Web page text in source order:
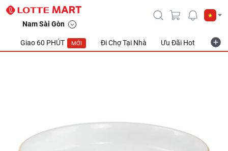
Nam Sài Gòn
Giao 60 PHÚT MỚI Đi Chợ Tại Nhà Ưu Đãi Hot